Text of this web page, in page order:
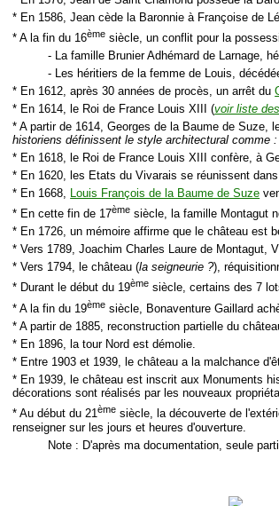
* En 1586, Jean cède la Baronnie à Françoise de
* A la fin du 16ème siècle, un conflit pour la
- La famille Brunier Adhémard de Larnage,
- Les héritiers de la femme de Louis,
* En 1612, après 30 années de procès, un arrêt du
* En 1614, le Roi de France Louis XIII (voir liste
* A partir de 1614, Georges de la Baume de Suze,
historiens définissent le style architectural comme
* En 1618, le Roi de France Louis XIII confère, à
* En 1620, les Etats du Vivarais se réunissent
* En 1668,
Louis François de la Baume de Suze
* En cette fin de 17ème siècle, la famille Montagut
* En 1726, un mémoire affirme que le château est
* Vers 1789, Joachim Charles Laure de Montagut,
* Vers 1794, le château (la seigneurie ?),
* Durant le début du 19ème siècle, certains des 7
* A la fin du 19ème siècle, Bonaventure Gaillard
* A partir de 1885, reconstruction partielle du
* En 1896, la tour Nord est démolie.
* Entre 1903 et 1939, le château a la malchance
* En 1939, le château est inscrit aux Monuments
décorations sont réalisés par les nouveaux
* Au début du 21ème siècle, la découverte de
renseigner sur les jours et heures d'ouverture.
Note : D'après ma documentation, seule